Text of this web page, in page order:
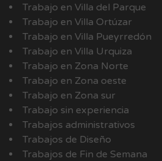
Trabajo en Villa del Parque
Trabajo en Villa Ortúzar
Trabajo en Villa Pueyrredón
Trabajo en Villa Urquiza
Trabajo en Zona Norte
Trabajo en Zona oeste
Trabajo en Zona sur
Trabajo sin experiencia
Trabajos administrativos
Trabajos de Diseño
Trabajos de Fin de Semana